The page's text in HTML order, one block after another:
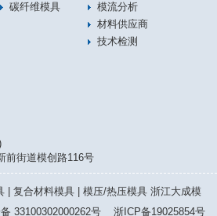
碳纤维模具
模流分析
材料供应商
技术检测
前街道模创路116号
| 复合材料模具 | 模压/热压模具 浙江大成模
33100302000262号 浙ICP备19025854号